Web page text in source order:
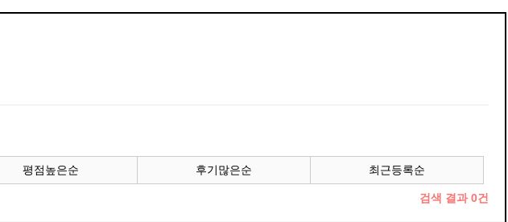
평점높은순 후기많은순 최근등록순
검색 결과0건